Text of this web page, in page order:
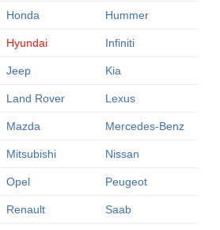
Honda Hummer
Hyundai Infiniti
Jeep Kia
Land Rover Lexus
Mazda Mercedes-Benz
Mitsubishi Nissan
Opel Peugeot
Renault Saab